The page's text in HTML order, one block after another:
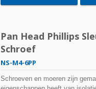
Pan Head Phillips
Schroef
NS-M4-6PP
Schroeven en moeren zijn